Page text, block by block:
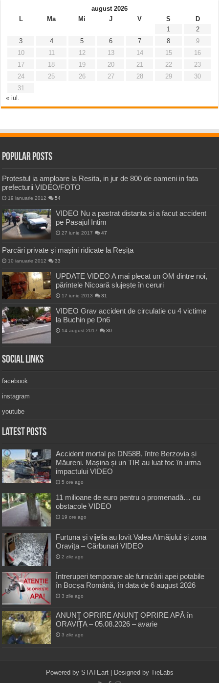
august 2026
L
Ma Mi J V S
D
1
2
3
4 5 6 7 8
9
10
11 12 13 14 15
16
17
18 19 20 21 22
23
24
25 26 27 28 29
30
31
« iul.
Popular Posts
Protestul ia amploare la Resita, in jur de 800 de oameni in fata
prefecturii VIDEO/FOTO
19 ianuarie 2012 54
VIDEO Nu a pastrat distanta si a facut accident
pe Pasajul Intim
27 iunie 2017 47
Parcări private și mașini ridicate la Reșița
10 ianuarie 2012 33
UPDATE VIDEO A mai plecat un OM dintre noi,
părintele Nicoară slujește în ceruri
17 iunie 2013 31
VIDEO Grav accident de circulatie cu 4 victime
la Buchin pe Dn6
14 august 2017 30
Social Links
facebook
instagram
youtube
Latest Posts
Accident mortal pe DN58B, între Berzovia și
Măureni. Mașina și un TIR au luat foc în urma
impactului VIDEO
5 ore ago
11 milioane de euro pentru o promenadă… cu
obstacole VIDEO
19 ore ago
Furtuna și vijelia au lovit Valea Almăjului și zona
Oravița – Cărbunari VIDEO
2 zile ago
Întreruperi temporare ale furnizării apei potabile
în Bocșa Română, în data de 6 august 2026
3 zile ago
ANUNŢ OPRIRE ANUNŢ OPRIRE APĂ în
ORAVIȚA – 05.08.2026 – avarie
3 zile ago
Powered by STATEart| Designed by TieLabs